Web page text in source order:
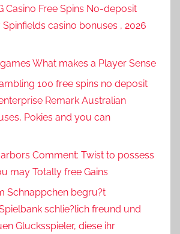
Casino Free Spins No-deposit
casino bonuses , 2026
What makes a Player Sense
100 free spins no deposit
Remark Australian
Pokies and you can
Comment: Twist to possess
may Totally free Gains
Schnappchen begru?t
schlie?lich freund und
Glucksspieler, diese ihr